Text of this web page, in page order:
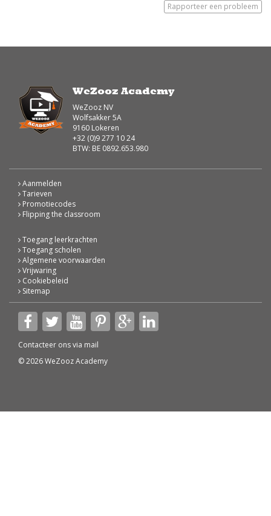
Rapporteer een probleem
WeZooz Academy
WeZooz NV
Wolfsakker 5A
9160 Lokeren
+32 (0)9 277 10 24
BTW: BE 0892.653.980
Aanmelden
Tarieven
Promotiecodes
Flipping the classroom
Toegang leerkrachten
Toegang scholen
Algemene voorwaarden
Vrijwaring
Cookiebeleid
Sitemap
Contacteer ons via mail
© 2026 WeZooz Academy